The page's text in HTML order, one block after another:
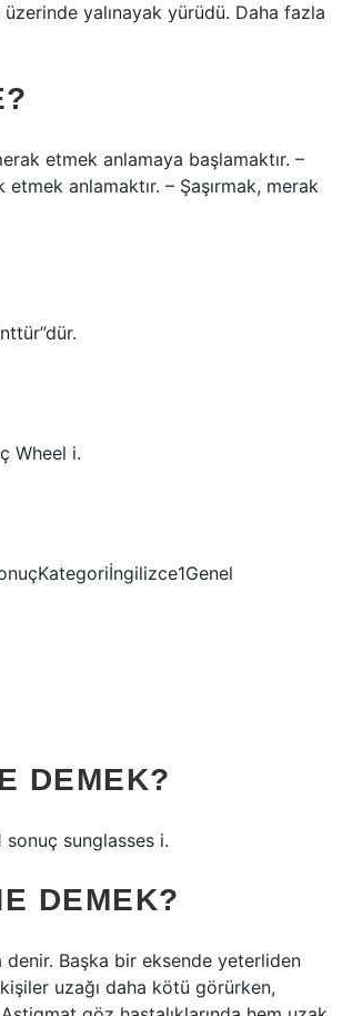
yalınayak yürüdü. Daha fazla
etmek anlamaya başlamaktır. –
anlamaktır. – Şaşırmak, merak
Wheel i.
DEMEK?
sonuç sunglasses i.
DEMEK?
Başka bir eksende yeterliden
uzağı daha kötü görürken,